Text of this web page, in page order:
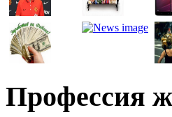
Профессия